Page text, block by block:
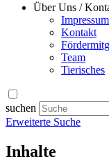
Über Uns /
Impressum
Kontakt
Team
Tierisches
suchen
Erweiterte Suche
Inhalte